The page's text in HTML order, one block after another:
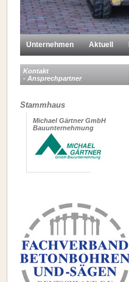
Unternehmen Aktuell
Kontakt
- Ansprechpartner
Stammhaus
Michael Gärtner GmbH
Bauunternehmung